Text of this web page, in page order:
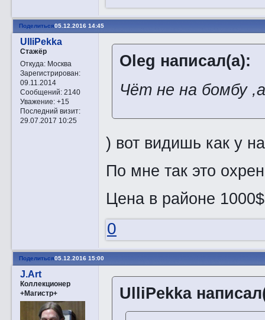
Поделиться05.12.2016 14:45
UlliPekka
Стажёр
Откуда:Москва
Зарегистрирован:
09.11.2014
Сообщений:2140
Уважение: +15
Последний визит:
29.07.2017 10:25
Oleg написал(а):
Чёт не на бомбу
) вот видишь как у
По мне так это
Цена в районе
0
Поделиться05.12.2016 15:00
J.Art
Коллекционер
+Магистр+
UlliPekka